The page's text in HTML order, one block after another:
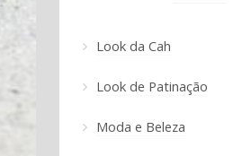
Look da Cah
Look de Patinação
Moda e Beleza